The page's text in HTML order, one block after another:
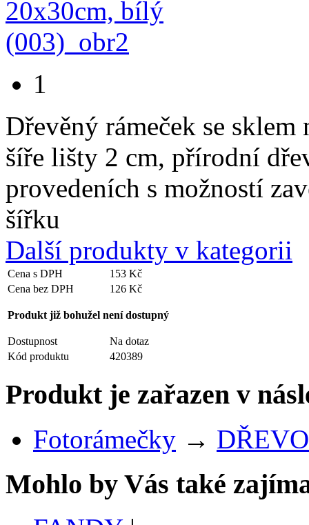
1
Dřevěný rámeček se
šíře lišty 2 cm, přírodní
provedeních s možností
šířku
Další produkty v kategorii
Cena s DPH
153 Kč
Cena bez DPH
126 Kč
Produkt již bohužel není dostupný
Dostupnost
Na dotaz
Kód produktu
420389
Produkt je zařazen v
Fotorámečky → DŘEVO
Mohlo by Vás také